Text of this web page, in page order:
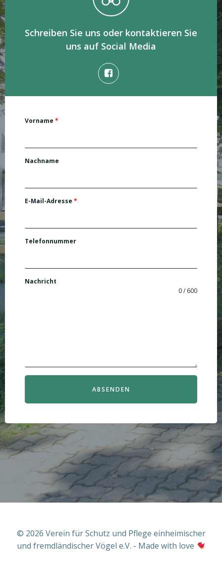
Schreiben Sie uns oder kontaktieren Sie
uns auf Social Media
Vorname *
Nachname
E-Mail-Adresse *
Telefonnummer
Nachricht
0 / 600
ABSENDEN
© 2026 Verein für Schutz und Pflege einheimischer
und fremdländischer Vögel e.V. - Made with love